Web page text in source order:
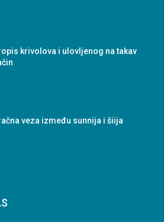
krivolova i ulovljenog na takav
veza između sunnija i šiija